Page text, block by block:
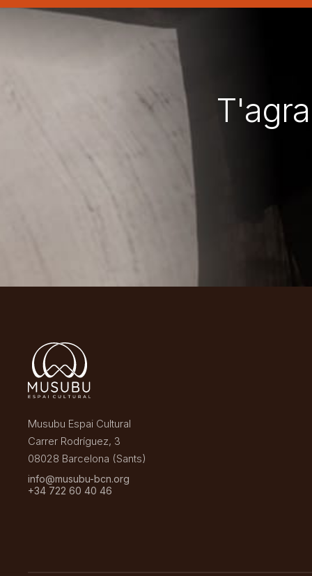
Musubu Espai Cultural
Carrer Rodríguez, 3
08028 Barcelona (Sants)
info@musubu-bcn.org
+34 722 60 40 46